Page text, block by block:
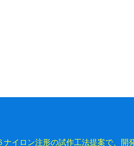
イロン注形の試作工法提案で、開